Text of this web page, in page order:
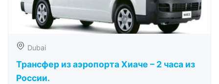
Dubai
Трансфер из аэропорта Хиаче – 2 часа из
России.